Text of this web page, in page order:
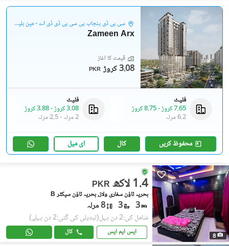
سی بی ڈی پنجاب پی سی بی ڈی ڈی اے - مین بلیوارڈ گلبرگ
Zameen Arx
قیمت کا آغاز
PKR 3.08 کروڑ
فلیٹ
7.65 کروڑ
-8.75 کروڑ
6.2 مرلہ
فلیٹ
3.08 کروڑ
-3.88 کروڑ
2 مرلہ
-2.5 مرلہ
محفوظ کریں کال ای میل
8
PKR 1.4 لاکھ
بحریہ ٹاؤن سفاری ولاز, بحریہ ٹاؤن سیکٹر B
3
3 8 مرلہ
شامل کی:2 دن پہل (تبدیلی کی گئی:2 دن پہلے)
ایس ایم ایس کال